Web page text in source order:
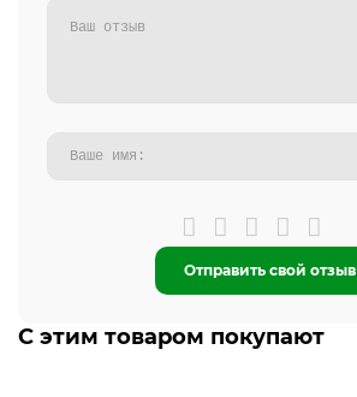
Отправить свой отзыв
С этим товаром покупают